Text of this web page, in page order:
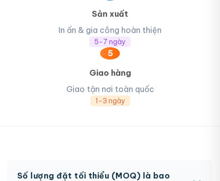
Sản xuất
In ấn & gia công hoàn thiện
5-7 ngày
5
Giao hàng
Giao tận nơi toàn quốc
1-3 ngày
Số lượng đặt tối thiểu (MOQ) là bao